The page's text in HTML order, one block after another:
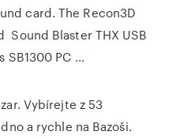
card. The Recon3D
Sound Blaster THX USB
SB1300 PC ...
Vybírejte z 53
a rychle na Bazoši.